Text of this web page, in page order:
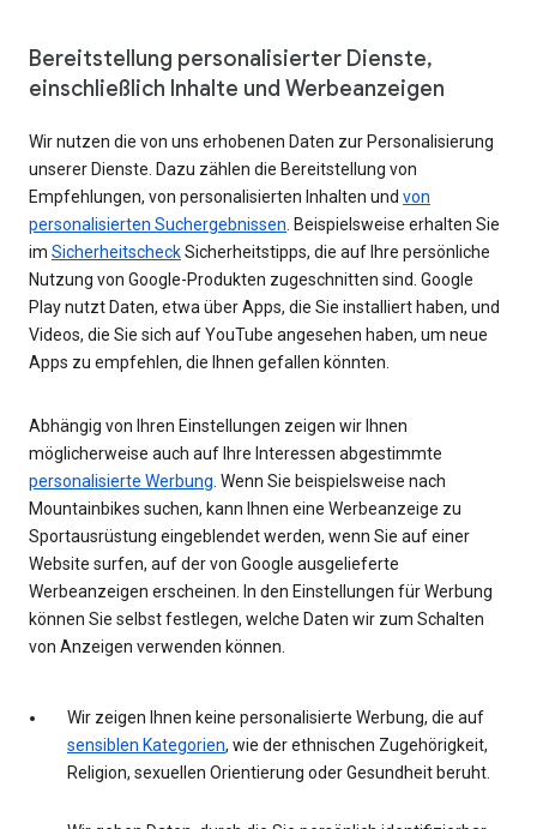
Bereitstellung personalisierter Dienste,
einschließlich Inhalte und Werbeanzeigen
Wir nutzen die von uns erhobenen Daten zur Personalisierung
unserer Dienste. Dazu zählen die Bereitstellung von
Empfehlungen, von personalisierten Inhalten und von
personalisierten Suchergebnissen . Beispielsweise erhalten Sie
im SicherheitscheckSicherheitstipps, die auf Ihre persönliche
Nutzung von Google-Produkten zugeschnitten sind. Google
Play nutzt Daten, etwa über Apps, die Sie installiert haben, und
Videos, die Sie sich auf YouTube angesehen haben, um neue
Apps zu empfehlen, die Ihnen gefallen könnten.
Abhängig von Ihren Einstellungen zeigen wir Ihnen
möglicherweise auch auf Ihre Interessen abgestimmte
personalisierte Werbung . Wenn Sie beispielsweise nach
Mountainbikes suchen, kann Ihnen eine Werbeanzeige zu
Sportausrüstung eingeblendet werden, wenn Sie auf einer
Website surfen, auf der von Google ausgelieferte
Werbeanzeigen erscheinen. In den Einstellungen für Werbung
können Sie selbst festlegen, welche Daten wir zum Schalten
von Anzeigen verwenden können.
Wir zeigen Ihnen keine personalisierte Werbung, die auf
sensiblen Kategorien, wie der ethnischen Zugehörigkeit,
Religion, sexuellen Orientierung oder Gesundheit beruht.